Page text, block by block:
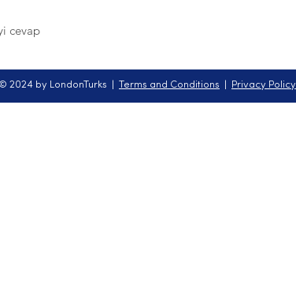
cevap
© 2024 by LondonTurks | Terms and Conditions Privacy Policy